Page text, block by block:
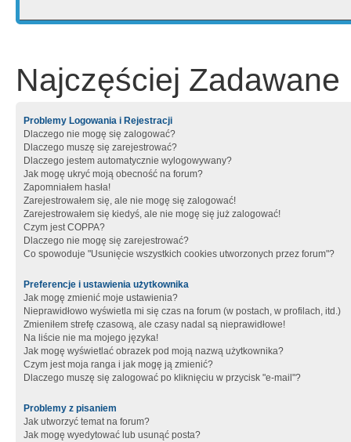
Najczęściej Zadawane
Problemy Logowania i Rejestracji
Dlaczego nie mogę się zalogować?
Dlaczego muszę się zarejestrować?
Dlaczego jestem automatycznie wylogowywany?
Jak mogę ukryć moją obecność na forum?
Zapomniałem hasła!
Zarejestrowałem się, ale nie mogę się zalogować!
Zarejestrowałem się kiedyś, ale nie mogę się już zalogować!
Czym jest COPPA?
Dlaczego nie mogę się zarejestrować?
Co spowoduje "Usunięcie wszystkich cookies utworzonych przez forum"?
Preferencje i ustawienia użytkownika
Jak mogę zmienić moje ustawienia?
Nieprawidłowo wyświetla mi się czas na forum (w postach, w profilach, itd.)
Zmieniłem strefę czasową, ale czasy nadal są nieprawidłowe!
Na liście nie ma mojego języka!
Jak mogę wyświetlać obrazek pod moją nazwą użytkownika?
Czym jest moja ranga i jak mogę ją zmienić?
Dlaczego muszę się zalogować po kliknięciu w przycisk "e-mail"?
Problemy z pisaniem
Jak utworzyć temat na forum?
Jak mogę wyedytować lub usunąć posta?